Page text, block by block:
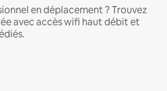
en déplacement ? Trouvez
avec accès wifi haut débit et